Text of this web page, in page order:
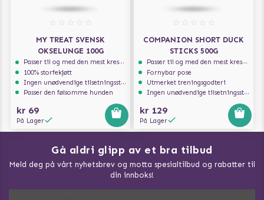
MY TREAT SVENSK
OKSELUNGE 100G
Passer til og med den mest kresne hunden
100% storfekjøtt
Ingen unødvendige tilsetningsstoffer
Passer den følsomme hunden
kr 69
På Lager
COMPANION SHORT DUCK
STICKS 500G
Passer til og med den mest kresne hunden
Fornybar pose
Utmerket treningsgodteri
Ingen unødvendige tilsetningsstoffer
kr 129
På Lager
Gå aldri glipp av et bra tilbud
Meld deg på vårt nyhetsbrev og motta spesialtilbud og rabatter til
din innboks!